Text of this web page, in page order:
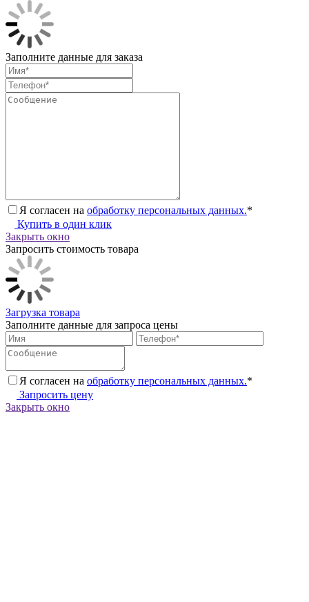
Заполните данные для заказа
Я согласен на обработку персональных данных.*
Купить в один клик
Закрыть окно
Запросить стоимость товара
Загрузка товара
Заполните данные для запроса цены
Я согласен на обработку персональных данных.*
Запросить цену
Закрыть окно